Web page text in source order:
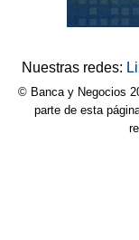
Nuestras redes:
© Banca y Negocios
parte de esta